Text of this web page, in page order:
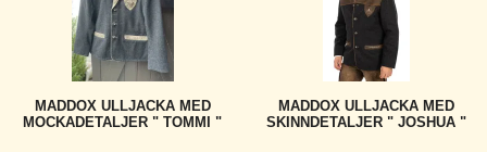
MADDOX ULLJACKA MED
MOCKADETALJER " TOMMI "
MADDOX ULLJACKA MED
SKINNDETALJER " JOSHUA "